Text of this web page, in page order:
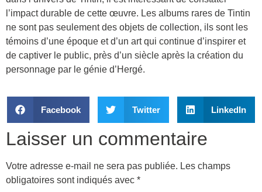
l’impact durable de cette œuvre. Les albums rares de Tintin
ne sont pas seulement des objets de collection, ils sont les
témoins d’une époque et d’un art qui continue d’inspirer et
de captiver le public, près d’un siècle après la création du
personnage par le génie d’Hergé.
Facebook Twitter LinkedIn
Laisser un commentaire
Votre adresse e-mail ne sera pas publiée. Les champs
obligatoires sont indiqués avec *